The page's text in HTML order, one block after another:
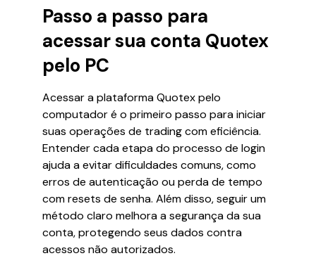
Passo a passo para
acessar sua conta Quotex
pelo PC
Acessar a plataforma Quotex pelo
computador é o primeiro passo para iniciar
suas operações de trading com eficiência.
Entender cada etapa do processo de login
ajuda a evitar dificuldades comuns, como
erros de autenticação ou perda de tempo
com resets de senha. Além disso, seguir um
método claro melhora a segurança da sua
conta, protegendo seus dados contra
acessos não autorizados.